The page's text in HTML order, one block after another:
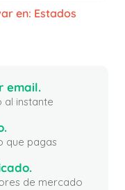
en: Estados
email.
al instante
que pagas
de mercado